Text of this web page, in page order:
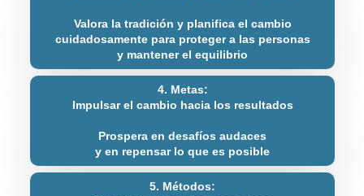
Valora la tradición y planifica el cambio
cuidadosamente para proteger a las personas
y mantener el equilibrio
4. Metas:
Impulsar el cambio hacia los resultados
Prospera en desafíos audaces
y en repensar lo que es posible
5. Métodos: